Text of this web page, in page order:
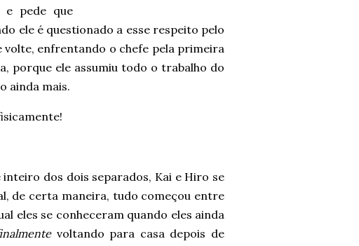
e pede que
ele é questionado a esse respeito pelo
volte, enfrentando o chefe pela primeira
porque ele assumiu todo o trabalho do
ainda mais.
inteiro dos dois separados, Kai e Hiro se
de certa maneira, tudo começou entre
eles se conheceram quando eles ainda
voltando para casa depois de